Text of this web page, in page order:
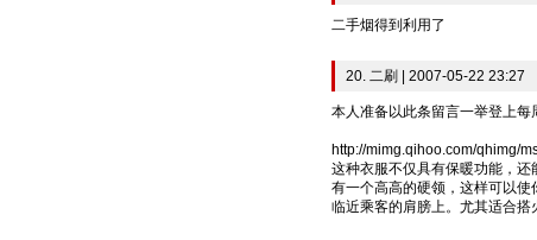
二手烟得到利用了
20. 二刷 | 2007-05-22 23:27
本人准备以此条留言一举登上每
http://mimg.qihoo.com/qhimg/
这种衣服不仅具有保暖功能，
有一个高高的硬领，这样可以
临近乘客的肩膀上。尤其适合搭